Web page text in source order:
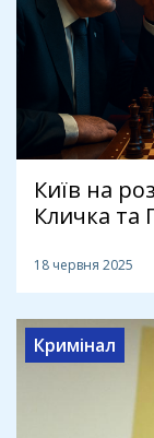
Київ на
Кличка та
18 червня 2025
Кримінал